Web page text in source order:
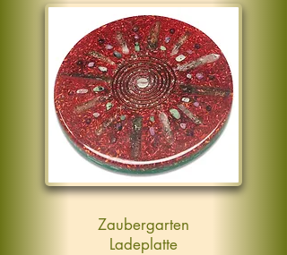
Zaubergarten
Ladeplatte